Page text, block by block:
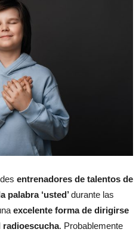
entrenadores de talentos de
palabra ‘usted’durante las
excelente forma de dirigirse
radioescucha. Probablemente